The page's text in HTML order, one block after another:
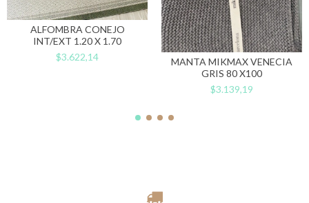
ALFOMBRA CONEJO
INT/EXT 1.20 X 1.70
$3.622,14
MANTA MIKMAX VENECIA
GRIS 80 X100
$3.139,19